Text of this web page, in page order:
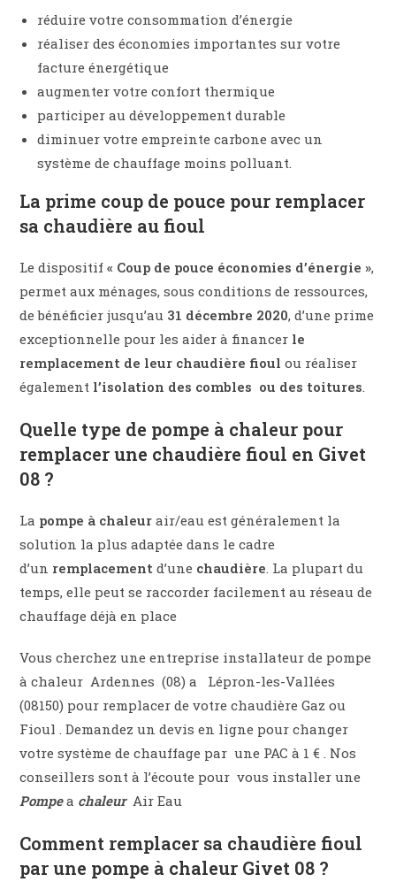
réduire votre consommation d’énergie
réaliser des économies importantes sur votre
facture énergétique
augmenter votre confort thermique
participer au développement durable
diminuer votre empreinte carbone avec un
système de chauffage moins polluant.
La prime coup de pouce pour remplacer
sa chaudière au fioul
Le dispositif« Coup de pouce économies d’énergie »,
permet aux ménages, sous conditions de ressources,
de bénéficier jusqu’au 31 décembre 2020, d’une prime
exceptionnelle pour les aider à financer le
remplacement de leur chaudière fioulou réaliser
également l’isolation des combles ou des toitures.
Quelle type de pompe à chaleur pour
remplacer une chaudière fioul en Givet
08 ?
La pompe à chaleur air/eau est généralement la
solution la plus adaptée dans le cadre
d’un remplacement d’une chaudière. La plupart du
temps, elle peut se raccorder facilement au réseau de
chauffage déjà en place
Vous cherchez une entreprise installateur de pompe
à chaleur Ardennes (08) a Lépron-les-Vallées
(08150) pour remplacer de votre chaudière Gaz ou
Fioul . Demandez un devis en ligne pour changer
votre système de chauffage par une PAC à 1 € . Nos
conseillers sont à l’écoute pour vous installer une
Pompea chaleurAir Eau
Comment remplacer sa chaudière fioul
par une pompe à chaleur Givet 08 ?